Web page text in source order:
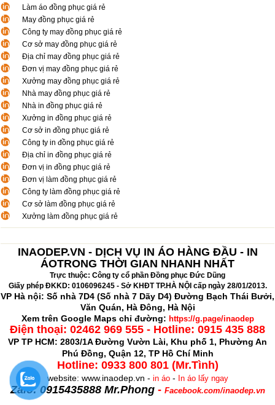
Làm áo đồng phục giá rẻ
May đồng phục giá rẻ
Công ty may đồng phục giá rẻ
Cơ sở may đồng phục giá rẻ
Địa chỉ may đồng phục giá rẻ
Đơn vị may đồng phục giá rẻ
Xưởng may đồng phục giá rẻ
Nhà may đồng phục giá rẻ
Nhà in đồng phục giá rẻ
Xưởng in đồng phục giá rẻ
Cơ sở in đồng phục giá rẻ
Công ty in đồng phục giá rẻ
Địa chỉ in đồng phục giá rẻ
Đơn vị in đồng phục giá rẻ
Đơn vị làm đồng phục giá rẻ
Công ty làm đồng phục giá rẻ
Cơ sở làm đồng phục giá rẻ
Xưởng làm đồng phục giá rẻ
INAODEP.VN - DỊCH VỤ IN ÁO HÀNG ĐẦU - IN
ÁOTRONG THỜI GIAN NHANH NHẤT
Trực thuộc: Công ty cổ phần Đồng phục Đức Dũng
Giấy phép ĐKKD: 0106096245 - Sở KHĐT TP.HÀ NỘI cấp ngày 28/01/2013.
VP Hà nội: Số nhà 7D4 (Số nhà 7 Dãy D4) Đường Bạch Thái Bưởi,
Văn Quán, Hà Đông, Hà Nội
Xem trên Google Maps chỉ đường: https://g.page/inaodep
Điện thoại: 02462 969 555 - Hotline: 0915 435 888
VP TP HCM: 2803/1A Đường Vườn Lài, Khu phố 1, Phường An
Phú Đồng, Quận 12, TP Hồ Chí Minh
Hotline: 0933 800 801 (Mr.Tình)
website: www.inaodep.vn - in áo- In áo lấy ngay
Zalo: 0915435888 Mr.Phong- Facebook.com/inaodep.vn